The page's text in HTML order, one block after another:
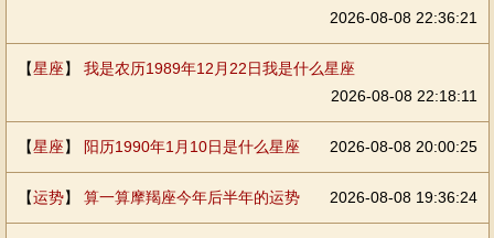
2026-08-08 22:36:21
【星座】 我是农历1989年12月22日我是什么星座
2026-08-08 22:18:11
【星座】 阳历1990年1月10日是什么星座 2026-08-08 20:00:25
【运势】 算一算摩羯座今年后半年的运势 2026-08-08 19:36:24